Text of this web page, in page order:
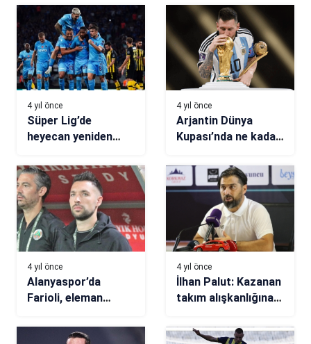
4 yıl önce
Süper Lig’de
heyecan yeniden
4 yıl önce
Arjantin Dünya
Kupası’nda ne kadar
4 yıl önce
Alanyaspor’da
Farioli, eleman
4 yıl önce
İlhan Palut: Kazanan
takım alışkanlığına